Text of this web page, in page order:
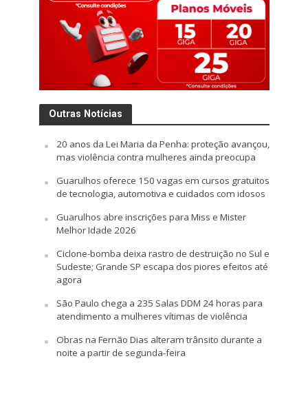
Outras Notícias
20 anos da Lei Maria da Penha: proteção avançou,
mas violência contra mulheres ainda preocupa
Guarulhos oferece 150 vagas em cursos gratuitos
de tecnologia, automotiva e cuidados com idosos
Guarulhos abre inscrições para Miss e Mister
Melhor Idade 2026
Ciclone-bomba deixa rastro de destruição no Sul e
Sudeste; Grande SP escapa dos piores efeitos até
agora
São Paulo chega a 235 Salas DDM 24 horas para
atendimento a mulheres vítimas de violência
Obras na Fernão Dias alteram trânsito durante a
noite a partir de segunda-feira